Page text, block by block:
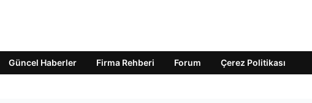
Güncel Haberler Firma Rehberi Forum Çerez Politikası